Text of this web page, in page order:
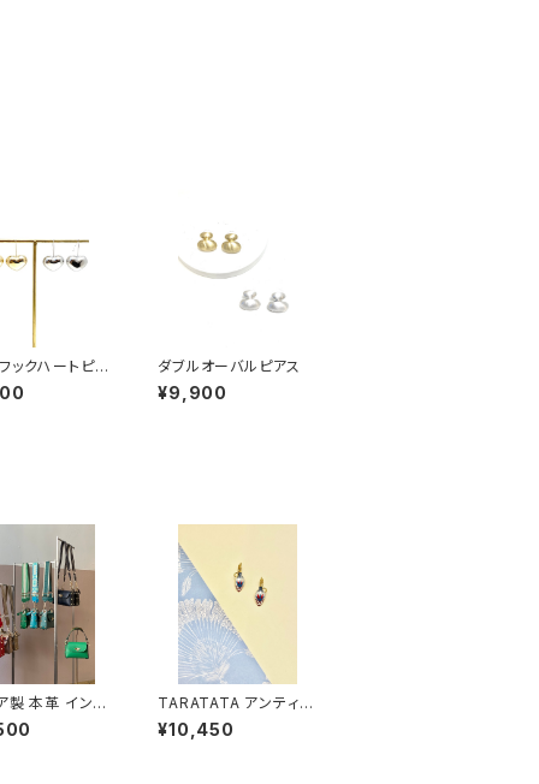
ックハートピア
ダブルオーバルピアス
¥9,900
製 本革 インセ
クレザーバッグ
TARATATA アンティー
ク ピアス #3
¥10,450